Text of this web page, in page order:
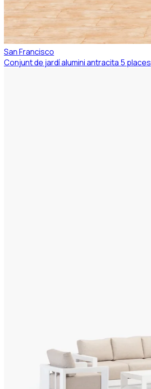
San Francisco
Conjunt de jardí alumini antracita 5 places